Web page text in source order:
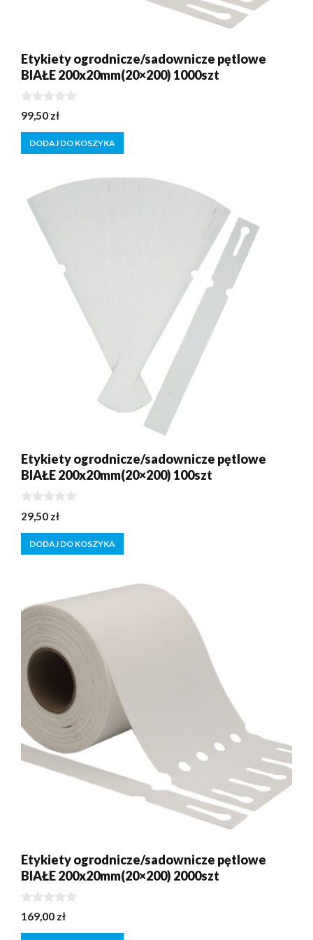
Etykiety ogrodnicze/sadownicze pętlowe
BIAŁE 200x20mm(20×200) 1000szt
0
z
5
99,50 zł
DODAJ DO KOSZYKA
Etykiety ogrodnicze/sadownicze pętlowe
BIAŁE 200x20mm(20×200) 100szt
0
z
5
29,50 zł
DODAJ DO KOSZYKA
Etykiety ogrodnicze/sadownicze pętlowe
BIAŁE 200x20mm(20×200) 2000szt
0
z
5
169,00 zł